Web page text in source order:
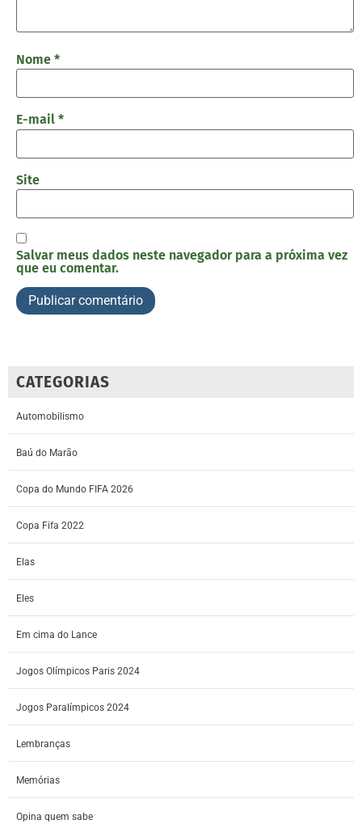
Nome *
E-mail *
Site
Salvar meus dados neste navegador para a próxima vez
que eu comentar.
CATEGORIAS
Automobilismo
Baú do Marão
Copa do Mundo FIFA 2026
Copa Fifa 2022
Elas
Eles
Em cima do Lance
Jogos Olímpicos Paris 2024
Jogos Paralímpicos 2024
Lembranças
Memórias
Opina quem sabe